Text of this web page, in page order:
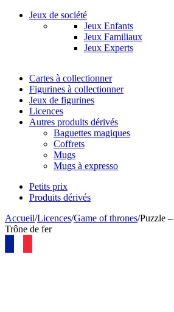
Jeux de société
Jeux Enfants
Jeux Familiaux
Jeux Experts
Cartes à collectionner
Figurines à collectionner
Jeux de figurines
Licences
Autres produits dérivés
Baguettes magiques
Coffrets
Mugs
Mugs à expresso
Petits prix
Produits dérivés
Accueil/Licences/Game of thrones/Puzzle
Trône de fer